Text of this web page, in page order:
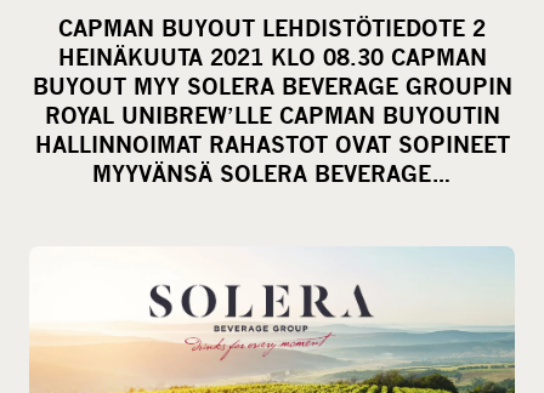
a
r
e
o
n
s
a
l
m
CAPMAN BUYOUT LEHDISTÖTIEDOTE 2
HEINÄKUUTA 2021 KLO 08.30 CAPMAN
BUYOUT MYY SOLERA BEVERAGE GROUPIN
ROYAL UNIBREW’LLE CAPMAN BUYOUTIN
HALLINNOIMAT RAHASTOT OVAT SOPINEET
MYYVÄNSÄ SOLERA BEVERAGE…